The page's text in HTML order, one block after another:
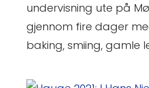
undervisning ute på
gjennom fire dager
baking, smiing, gamle